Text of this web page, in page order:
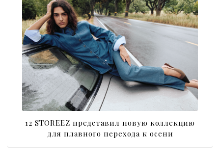
12 STOREEZ представил новую коллекцию
для плавного перехода к осени